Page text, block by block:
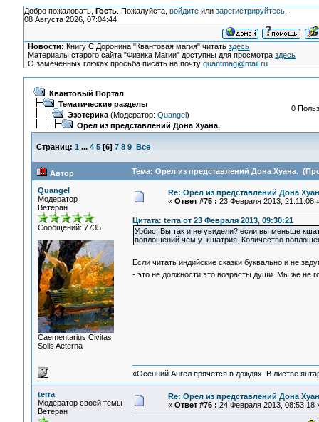
Добро пожаловать, Гость. Пожалуйста, войдитеили зарегистрируйтесь.
08 Августа 2026, 07:04:44
Новости: Книгу С.Доронина "Квантовая магия" читатьздесь
Материалы старого сайта "Физика Магии" доступны для просмотраздесь
О замеченных глюках просьба писать на почтуquantmag@mail.ru
Квантовый Портал
Тематические разделы
Эзотерика(Модератор: Quangel)
Орел из представлений Дона Хуана.
0
Страниц: 1 ... 4 5[6] 7 8 9 Все
Автор Тема: Орел из представлений Дона Хуана.
Quangel
Модератор
Ветеран
Сообщений: 7735
Сaementarius Civitas
Solis Aeterna
Re: Орел из представлений Дона
« Ответ #75 : 23 Февраля 2013, 21:11:08
Цитата: terra от 23 Февраля 2013, 09:30:21
Урбис! Вы так и не увидели? если вы меньше
воплощений чем у кшатрия. Количество
Если читать индийские сказки буквально и не
- это не должности,это возрасты души. Мы же не
«Осенний Ангел прячется в дождях. В листве
terra
Модератор своей темы
Ветеран
Re: Орел из представлений Дона
« Ответ #76 : 24 Февраля 2013, 08:53:18